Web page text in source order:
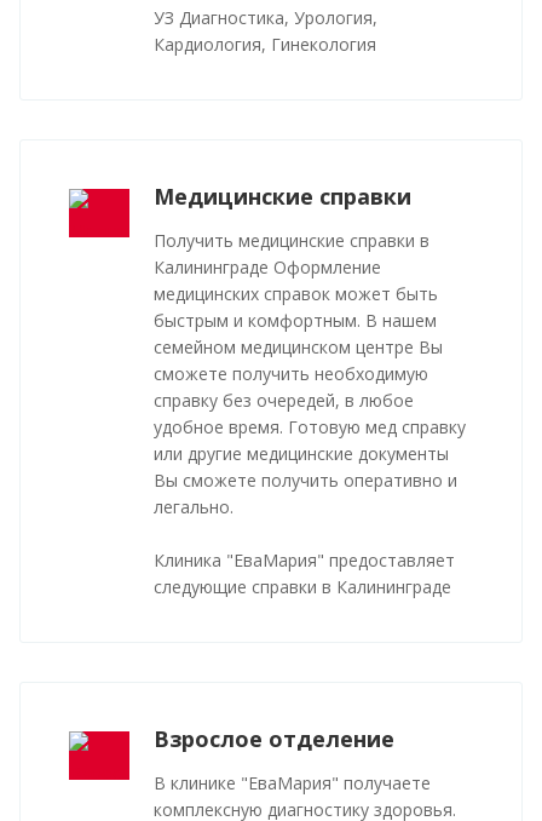
УЗ Диагностика, Урология,
Кардиология, Гинекология
Медицинские справки
Получить медицинские справки в
Калининграде Оформление
медицинских справок может быть
быстрым и комфортным. В нашем
семейном медицинском центре Вы
сможете получить необходимую
справку без очередей, в любое
удобное время. Готовую мед справку
или другие медицинские документы
Вы сможете получить оперативно и
легально.
Клиника "ЕваМария" предоставляет
следующие справки в Калининграде
Взрослое отделение
В клинике "ЕваМария" получаете
комплексную диагностику здоровья.